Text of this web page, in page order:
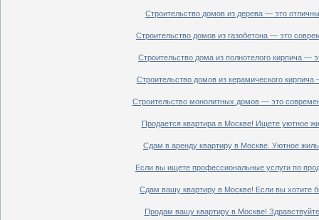
Строительство домов из дерева — это
Строительство домов из газобетона — это
Строительство дома из полнотелого кирпича —
Строительство домов из керамического
Строительство монолитных домов — это
Продается квартира в Москве! Ищете уютное
Сдам в аренду квартиру в Москве. Уютное
Если вы ищете профессиональные услуги по
Сдам вашу квартиру в Москве! Если вы хотите
Продам вашу квартиру в Москве!